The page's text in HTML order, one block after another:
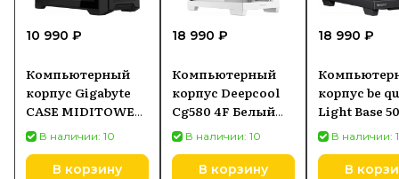
10 990 ₽
Компьютерный
корпус Gigabyte
CASE MIDITOWER
ATX W/O PSU/GB-
В наличии: 10
В корзину
18 990 ₽
Компьютерный
корпус Deepcool
Cg580 4F Белый
Mid Tower Power
Supply Included No
Atx Ps2
В наличии: 10
В корзину
18 990 ₽
корпус be
Light Base
TowerВ наличии:
В